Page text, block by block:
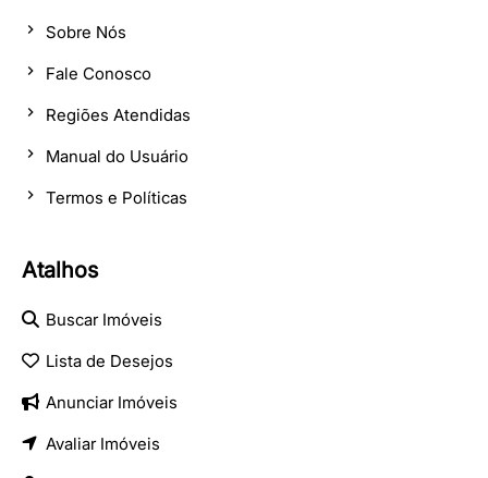
Sobre Nós
Fale Conosco
Regiões Atendidas
Manual do Usuário
Termos e Políticas
Atalhos
Buscar Imóveis
Lista de Desejos
Anunciar Imóveis
Avaliar Imóveis